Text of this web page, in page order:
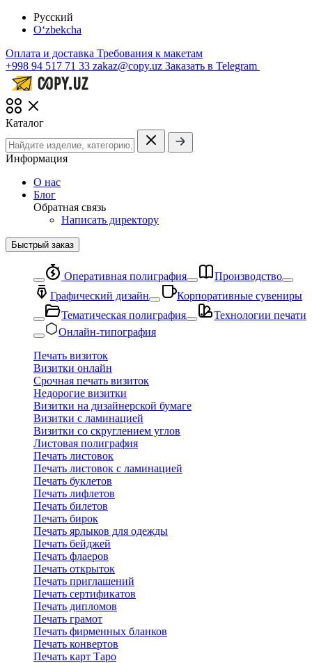
Русский
O‘zbekcha
Оплата и доставка Требования к макетам
+998 94 517 71 33 zakaz@copy.uz Заказать в Telegram
Каталог
Информация
О нас
Блог
Обратная связь
Написать директору
Быстрый заказ
Оперативная полиграфия
Производство
Графический дизайн
Корпоративные сувениры
Тематическая полиграфия
Технологии печати
Онлайн-типография
Печать визиток
Визитки онлайн
Срочная печать визиток
Недорогие визитки
Визитки на дизайнерской бумаге
Визитки с ламинацией
Визитки со скруглением углов
Листовая полиграфия
Печать листовок
Печать листовок с ламинацией
Печать буклетов
Печать лифлетов
Печать билетов
Печать бирок
Печать ярлыков для одежды
Печать бейджей
Печать флаеров
Печать открыток
Печать приглашений
Печать сертификатов
Печать дипломов
Печать грамот
Печать фирменных бланков
Печать конвертов
Печать карт Таро